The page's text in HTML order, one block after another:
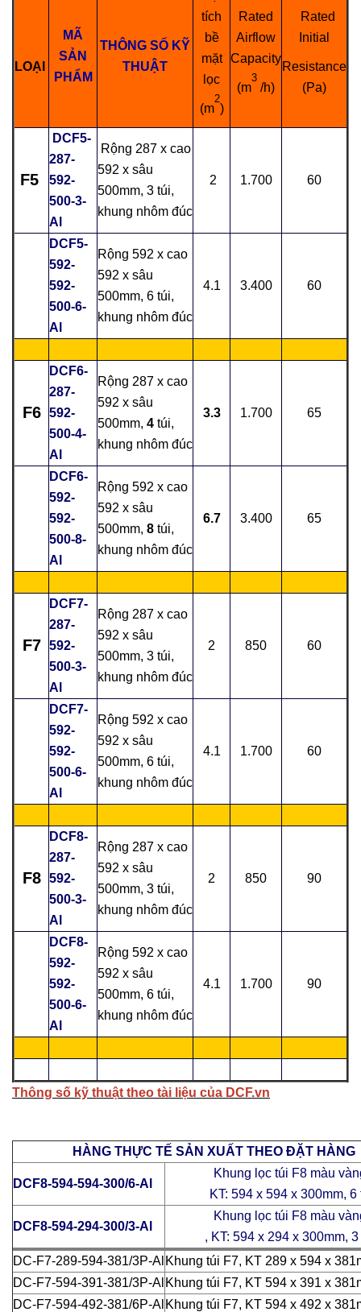
LOẠI
MÃ
SẢN
PHẨM
THÔNG SỐ KỸ
THUẬT
tích
bề
mặt
lọc
(m
2
)
Rated
Airflow
Capacity
(m
3
/h)
Rated
Initial
Resistance
(Pa)
F5
DCF5-
287-
592-
500-3-
Al
Rộng 287 x cao
592 x sâu
500mm, 3 túi,
khung nhôm đúc
2 1.700 60
DCF5-
592-
592-
500-6-
Al
Rộng 592 x cao
592 x sâu
500mm, 6 túi,
khung nhôm đúc
4.1 3.400 60
F6
DCF6-
287-
592-
500-4-
Al
Rộng 287 x cao
592 x sâu
500mm, 4 túi,
khung nhôm đúc
3.3 1.700 65
DCF6-
592-
592-
500-8-
Al
Rộng 592 x cao
592 x sâu
500mm, 8 túi,
khung nhôm đúc
6.7 3.400 65
F7
DCF7-
287-
592-
500-3-
Al
Rộng 287 x cao
592 x sâu
500mm, 3 túi,
khung nhôm đúc
2 850 60
DCF7-
592-
592-
500-6-
Al
Rộng 592 x cao
592 x sâu
500mm, 6 túi,
khung nhôm đúc
4.1 1.700 60
F8
DCF8-
287-
592-
500-3-
Al
Rộng 287 x cao
592 x sâu
500mm, 3 túi,
khung nhôm đúc
2 850 90
DCF8-
592-
592-
500-6-
Al
Rộng 592 x cao
592 x sâu
500mm, 6 túi,
khung nhôm đúc
4.1 1.700 90
Thông số kỹ thuật theo tài liệu của DCF.vn
HÀNG THỰC TẾ SẢN XUẤT THEO ĐẶT HÀNG
DCF8-594-594-300/6-Al
Khung lọc túi F8 màu
KT: 594 x 594 x 300mm, 6
DCF8-594-294-300/3-Al
Khung lọc túi F8 màu
, KT: 594 x 294 x 300mm, 3
DC-F7-289-594-381/3P-Al Khung túi F7, KT 289 x 594 x
DC-F7-594-391-381/3P-Al Khung túi F7, KT 594 x 391 x
DC-F7-594-492-381/6P-Al Khung túi F7, KT 594 x 492 x